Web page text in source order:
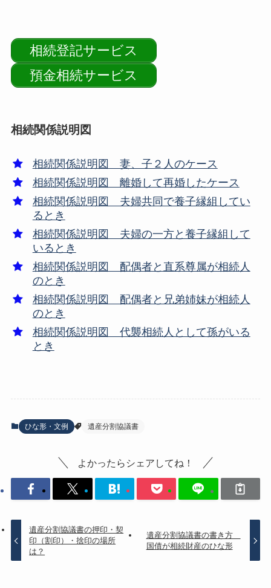
相続登記サービス
預金相続サービス
相続関係説明図
相続関係説明図 妻、子２人のケース
相続関係説明図 離婚して再婚したケース
相続関係説明図 夫婦共同で養子縁組してい
るとき
相続関係説明図 夫婦の一方と養子縁組して
いるとき
相続関係説明図 配偶者と直系尊属が相続人
のとき
相続関係説明図 配偶者と兄弟姉妹が相続人
のとき
相続関係説明図 代襲相続人として孫がいる
とき
ひな形・文例 遺産分割協議書
よかったらシェアしてね！
遺産分割協議書の押印・契
印（割印）・捨印の場所
は？
遺産分割協議書の書き方
国債が相続財産のひな形